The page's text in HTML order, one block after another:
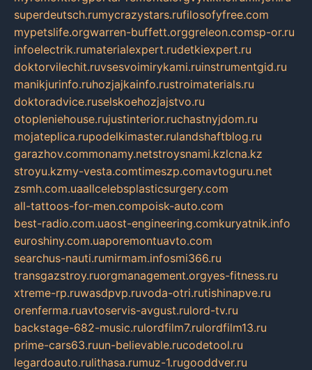
superdeutsch.rumycrazystars.rufilosofyfree.com
mypetslife.orgwarren-buffett.orggreleon.comsp-or.ru
infoelectrik.rumaterialexpert.rudetkiexpert.ru
doktorvilechit.ruvsesvoimirykami.ruinstrumentgid.ru
manikjurinfo.ruhozjajkainfo.rustroimaterials.ru
doktoradvice.ruselskoehozjajstvo.ru
otopleniehouse.rujustinterior.ruchastnyjdom.ru
mojateplica.rupodelkimaster.rulandshaftblog.ru
garazhov.commonamy.netstroysnami.kzlcna.kz
stroyu.kzmy-vesta.comtimeszp.comavtoguru.net
zsmh.com.uaallcelebsplasticsurgery.com
all-tattoos-for-men.compoisk-auto.com
best-radio.com.uaost-engineering.comkuryatnik.info
euroshiny.com.uaporemontuavto.com
searchus-nauti.rumirmam.infosmi366.ru
transgazstroy.ruorgmanagement.orgyes-fitness.ru
xtreme-rp.ruwasdpvp.ruvoda-otri.rutishinapve.ru
orenferma.ruavtoservis-avgust.rulord-tv.ru
backstage-682-music.rulordfilm7.rulordfilm13.ru
prime-cars63.ruun-believable.rucodetool.ru
legardoauto.rulithasa.rumuz-1.rugooddver.ru